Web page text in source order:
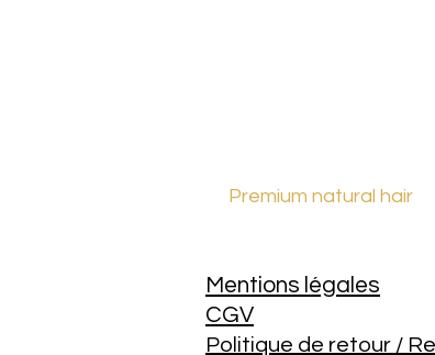
Premium natural hair
Mentions légales
CGV
Politique de retour /